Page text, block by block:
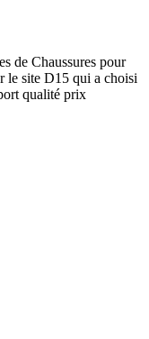
de Chaussures pour
le site D15 qui a choisi
qualité prix